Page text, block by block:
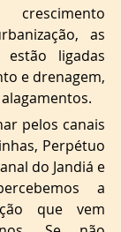
as
ligadas
e drenagem,
pelos canais
Perpétuo
do Jandiá e
a
que vem